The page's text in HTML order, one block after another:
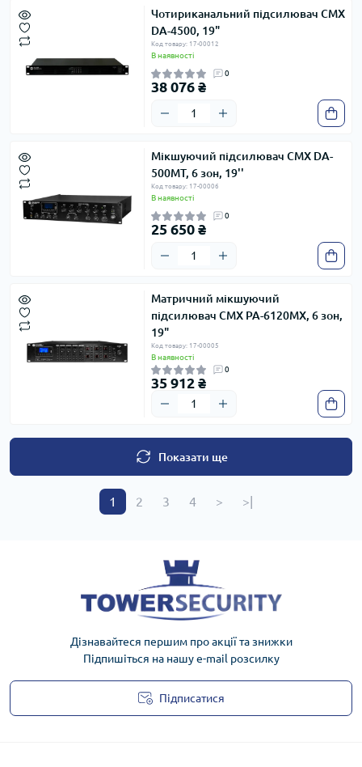
Чотириканальний підсилювач CMX
DA-4500, 19"
Код товару: 17-00012
В наявності
0
38 076 ₴
Мікшуючий підсилювач CMX DA-
500MT, 6 зон, 19''
Код товару: 17-00006
В наявності
0
25 650 ₴
Матричний мікшуючий
підсилювач CMX PA-6120MX, 6 зон,
19"
Код товару: 17-00005
В наявності
0
35 912 ₴
Показати ще
1 2 3 4 > >|
Дізнавайтеся першим про акції та знижки
Підпишіться на нашу e-mail розсилку
Підписатися